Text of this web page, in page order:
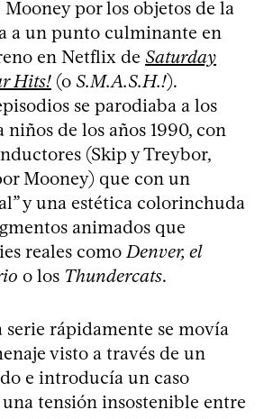
por los objetos de la
a un punto culminante en
en Netflix de Saturday
Hits! (o S.M.A.S.H.!).
se parodiaba a los
niños de los años 1990, con
(Skip y Treybor,
Mooney) que con un
y una estética colorinchuda
animados que
reales comoDenver, el
o los Thundercats.
serie rápidamente se movía
visto a través de un
e introducía un caso
tensión insostenible entre